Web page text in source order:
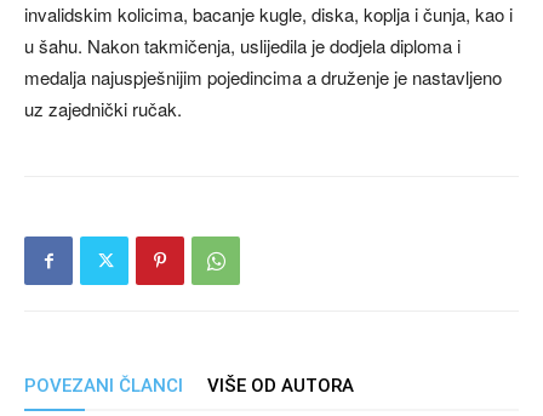
invalidskim kolicima, bacanje kugle, diska, koplja i čunja, kao i
u šahu. Nakon takmičenja, uslijedila je dodjela diploma i
medalja najuspješnijim pojedincima a druženje je nastavljeno
uz zajednički ručak.
POVEZANI ČLANCI VIŠE OD AUTORA